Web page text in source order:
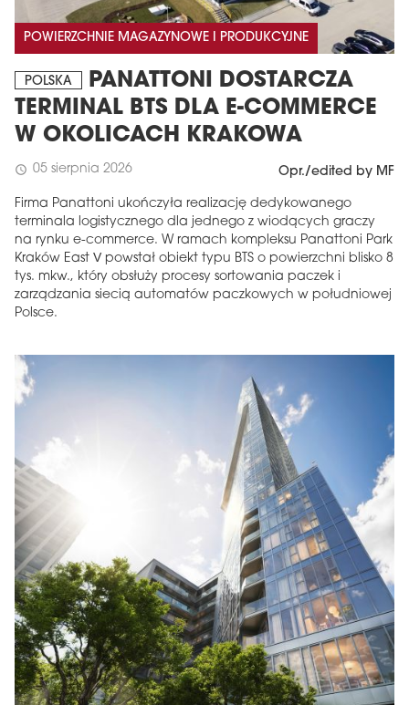
POWIERZCHNIE MAGAZYNOWE I PRODUKCYJNE
POLSKA
PANATTONI DOSTARCZA
TERMINAL BTS DLA E-COMMERCE
W OKOLICACH KRAKOWA
schedule 05 sierpnia 2026 Opr./edited by MF
Firma Panattoni ukończyła realizację dedykowanego
terminala logistycznego dla jednego z wiodących graczy
na rynku e-commerce. W ramach kompleksu Panattoni Park
Kraków East V powstał obiekt typu BTS o powierzchni blisko 8
tys. mkw., który obsłuży procesy sortowania paczek i
zarządzania siecią automatów paczkowych w południowej
Polsce.